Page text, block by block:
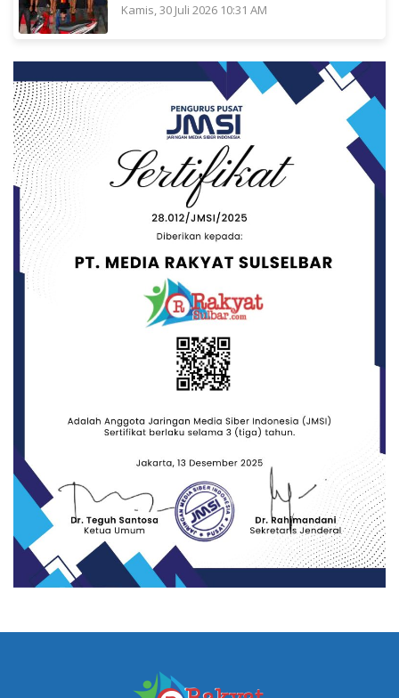
Kamis, 30 Juli 2026 10:31 AM